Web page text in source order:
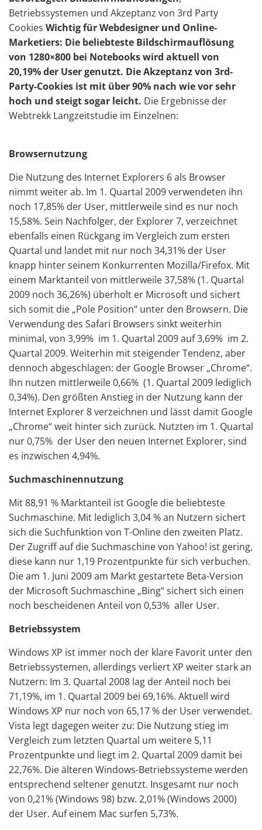
Betriebssystemen und Akzeptanz von 3rd Party
Cookies Wichtig für Webdesigner und Online-
Marketiers: Die beliebteste Bildschirmauflösung
von 1280×800 bei Notebooks wird aktuell von
20,19% der User genutzt. Die Akzeptanz von 3rd-
Party-Cookies ist mit über 90% nach wie vor sehr
hoch und steigt sogar leicht. Die Ergebnisse der
Webtrekk Langzeitstudie im Einzelnen:
Browsernutzung
Die Nutzung des Internet Explorers 6 als Browser
nimmt weiter ab. Im 1. Quartal 2009 verwendeten ihn
noch 17,85% der User, mittlerweile sind es nur noch
15,58%. Sein Nachfolger, der Explorer 7, verzeichnet
ebenfalls einen Rückgang im Vergleich zum ersten
Quartal und landet mit nur noch 34,31% der User
knapp hinter seinem Konkurrenten Mozilla/Firefox. Mit
einem Marktanteil von mittlerweile 37,58% (1. Quartal
2009 noch 36,26%) überholt er Microsoft und sichert
sich somit die „Pole Position“ unter den Browsern. Die
Verwendung des Safari Browsers sinkt weiterhin
minimal, von 3,99% im 1. Quartal 2009 auf 3,69% im 2.
Quartal 2009. Weiterhin mit steigender Tendenz, aber
dennoch abgeschlagen: der Google Browser „Chrome“.
Ihn nutzen mittlerweile 0,66% (1. Quartal 2009 lediglich
0,34%). Den größten Anstieg in der Nutzung kann der
Internet Explorer 8 verzeichnen und lässt damit Google
„Chrome“ weit hinter sich zurück. Nutzten im 1. Quartal
nur 0,75% der User den neuen Internet Explorer, sind
es inzwischen 4,94%.
Suchmaschinennutzung
Mit 88,91 % Marktanteil ist Google die beliebteste
Suchmaschine. Mit lediglich 3,04 % an Nutzern sichert
sich die Suchfunktion von T-Online den zweiten Platz.
Der Zugriff auf die Suchmaschine von Yahoo! ist gering,
diese kann nur 1,19 Prozentpunkte für sich verbuchen.
Die am 1. Juni 2009 am Markt gestartete Beta-Version
der Microsoft Suchmaschine „Bing“ sichert sich einen
noch bescheidenen Anteil von 0,53% aller User.
Betriebssystem
Windows XP ist immer noch der klare Favorit unter den
Betriebssystemen, allerdings verliert XP weiter stark an
Nutzern: Im 3. Quartal 2008 lag der Anteil noch bei
71,19%, im 1. Quartal 2009 bei 69,16%. Aktuell wird
Windows XP nur noch von 65,17 % der User verwendet.
Vista legt dagegen weiter zu: Die Nutzung stieg im
Vergleich zum letzten Quartal um weitere 5,11
Prozentpunkte und liegt im 2. Quartal 2009 damit bei
22,76%. Die älteren Windows-Betriebssysteme werden
entsprechend seltener genutzt. Insgesamt nur noch
von 0,21% (Windows 98) bzw. 2,01% (Windows 2000)
der User. Auf einem Mac surfen 5,73%.